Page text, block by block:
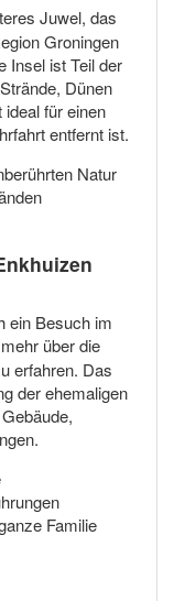
Juwel, das
Groningen
Insel ist Teil der
Dünen
ideal für einen
entfernt ist.
Natur
ein Besuch im
über die
erfahren. Das
der ehemaligen
Familie